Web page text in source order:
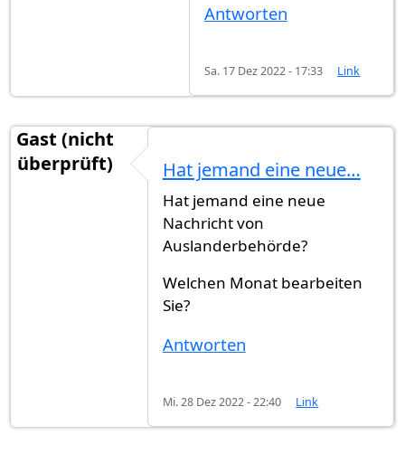
Antworten
Sa. 17 Dez 2022 - 17:33 Link
Gast (nicht
überprüft)
Hat jemand eine neue…
Hat jemand eine neue
Nachricht von
Auslanderbehörde?
Welchen Monat bearbeiten
Sie?
Antworten
Mi. 28 Dez 2022 - 22:40 Link